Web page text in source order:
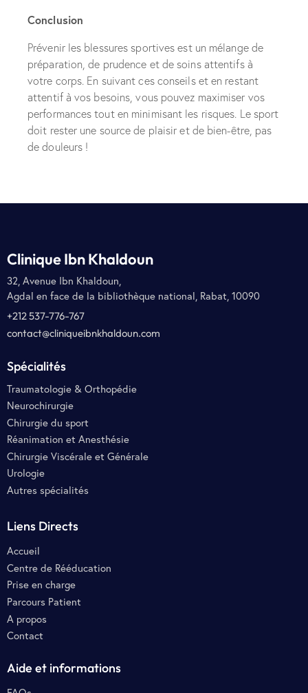
Conclusion
Prévenir les blessures sportives est un mélange de
préparation, de prudence et de soins attentifs à
votre corps. En suivant ces conseils et en restant
attentif à vos besoins, vous pouvez maximiser vos
performances tout en minimisant les risques. Le sport
doit rester une source de plaisir et de bien-être, pas
de douleurs !
Clinique Ibn Khaldoun
32, Avenue Ibn Khaldoun,
Agdal en face de la bibliothèque national, Rabat, 10090
+212 537-776-767
contact@cliniqueibnkhaldoun.com
Spécialités
Traumatologie & Orthopédie
Neurochirurgie
Chirurgie du sport
Réanimation et Anesthésie
Chirurgie Viscérale et Générale
Urologie
Autres spécialités
Liens Directs
Accueil
Centre de Rééducation
Prise en charge
Parcours Patient
A propos
Contact
Aide et informations